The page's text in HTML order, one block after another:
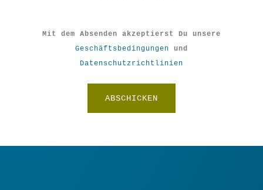
Material: 100% BW kbA
Pflege: Handwäsche
Grundfarbe: Schwarz
€26,90
Mit dem Absenden akzeptierst Du unsere
Geschäftsbedingungen und
Datenschutzrichtlinien